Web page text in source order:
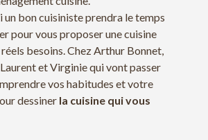
un bon cuisiniste prendra le temps
pour vous proposer une cuisine
besoins. Chez Arthur Bonnet,
Laurent et Virginie qui vont passer
vos habitudes et votre
dessiner la cuisine qui vous